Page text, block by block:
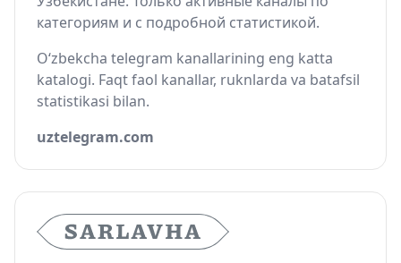
категориям и с подробной статистикой.
O‘zbekcha telegram kanallarining eng katta
katalogi. Faqt faol kanallar, ruknlarda va batafsil
statistikasi bilan.
uztelegram.com